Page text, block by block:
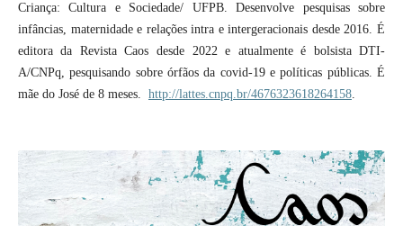
Criança: Cultura e Sociedade/ UFPB. Desenvolve pesquisas sobre
infâncias, maternidade e relações intra e intergeracionais desde 2016. É
editora da Revista Caos desde 2022 e atualmente é bolsista DTI-
A/CNPq, pesquisando sobre órfãos da covid-19 e políticas públicas. É
mãe do José de 8 meses. http://lattes.cnpq.br/4676323618264158.